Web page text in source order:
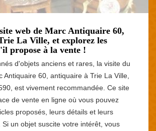
web de Marc Antiquaire 60,
La Ville, et explorez les
propose à la vente !
d'objets anciens et rares, la visite du
Antiquaire 60, antiquaire à Trie La Ville,
est vivement recommandée. Ce site
de vente en ligne où vous pouvez
proposés, leurs détails et leurs
un objet suscite votre intérêt, vous